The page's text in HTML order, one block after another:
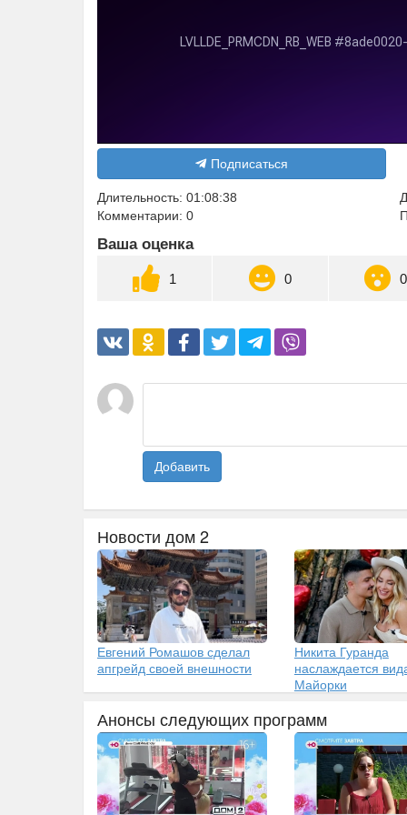
Подписаться
Длительность: 01:08:38
Комментарии: 0
Ваша оценка
1 0 0
Добавить
Новости дом 2
Евгений Ромашов сделал
апгрейд своей внешности
Никита Гуранда
наслаждается
Майорки
Анонсы следующих программ